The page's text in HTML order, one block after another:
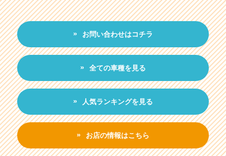
お問い合わせはコチラ
全ての車種を見る
人気ランキングを見る
お店の情報はこちら